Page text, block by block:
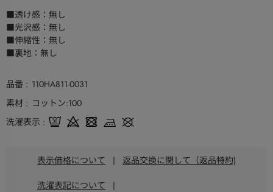
■透け感：無し
■光沢感：無し
■伸縮性：無し
■裏地：無し
品番
110HA811-0031
素材
コットン:100
洗濯表示
表示価格について | 返品交換に関して（返品特約)
洗濯表記について |